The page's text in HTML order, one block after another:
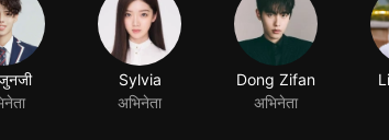
Sylvia
अभिनेता
Dong Zifan
अभिनेता